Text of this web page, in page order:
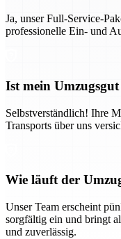
Ja, unser Full-Service-
professionelle Ein- und
Ist mein
Selbstverständlich! Ihre
Transports über uns
Wie läuft der
Unser Team erscheint
sorgfältig ein und bringt
und zuverlässig.